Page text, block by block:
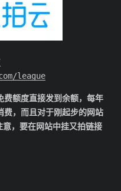
league
额度直接发到余额，每年
费，而且对于刚起步的网站
，要在网站中挂又拍链接